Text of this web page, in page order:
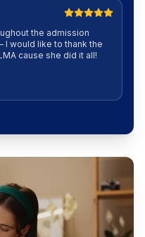
the admission
would like to thank the
cause she did it all!